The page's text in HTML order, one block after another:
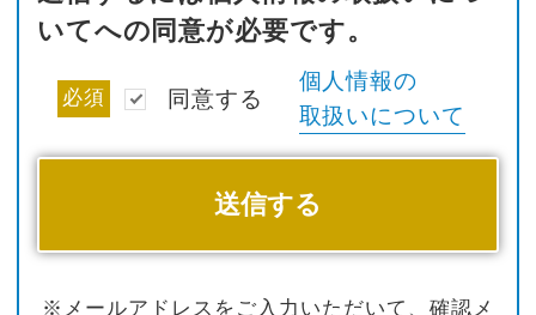
いてへの同意が必要です。
必須 同意する
個人情報の
取扱いについて
※メールアドレスをご入力いただいて、確認メ